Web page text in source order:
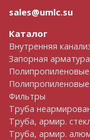
sales@umlc.su
Каталог
Внутренняя
Запорная арматура
Фильтры
Труба
Труба, армир.
Труба, армир.